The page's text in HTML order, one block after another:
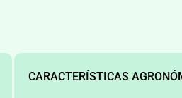
CARACTERÍSTICAS